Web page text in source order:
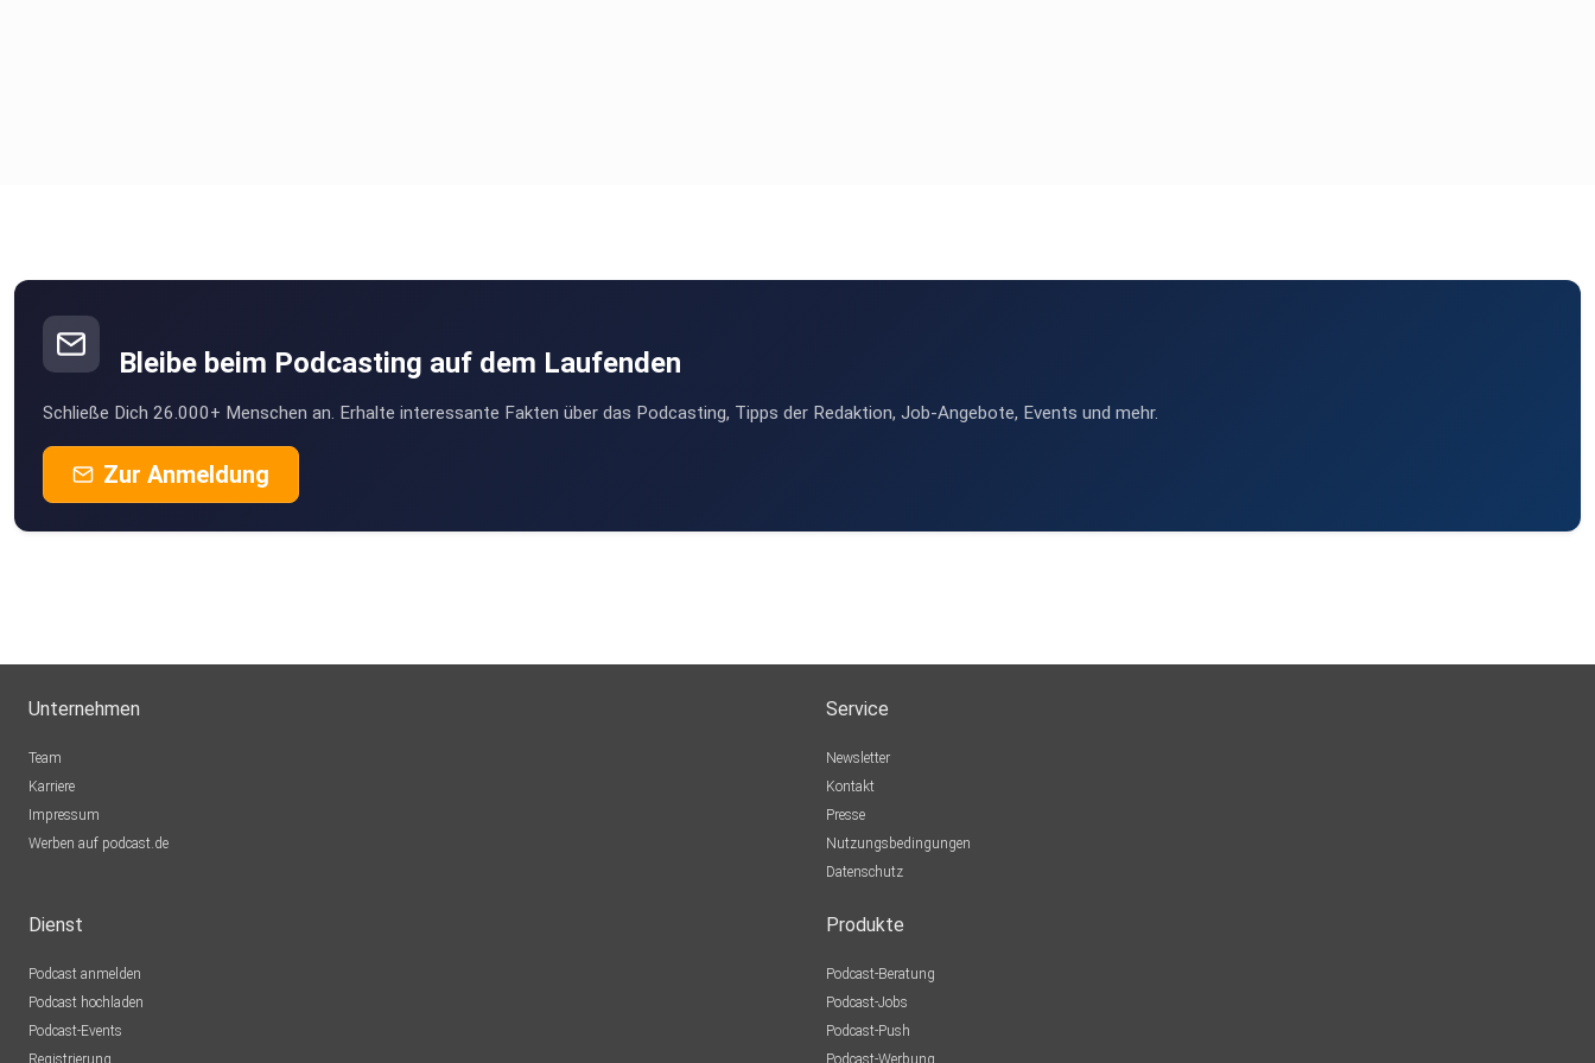
Bleibe beim Podcasting auf dem Laufenden
Schließe Dich 26.000+ Menschen an. Erhalte interessante Fakten über das Podcasting, Tipps der Redaktion, Job-Angebote, Events und mehr.
Zur Anmeldung
Unternehmen
Team
Karriere
Impressum
Werben auf podcast.de
Service
Newsletter
Kontakt
Presse
Nutzungsbedingungen
Datenschutz
Dienst
Podcast anmelden
Podcast hochladen
Podcast-Events
Registrierung
Produkte
Podcast-Beratung
Podcast-Jobs
Podcast-Push
Podcast-Werbung